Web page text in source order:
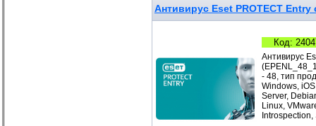
Антивирус Eset PROTECT
Код:
Антивирус
- 48, тип
Windows,
Server,
Linux,